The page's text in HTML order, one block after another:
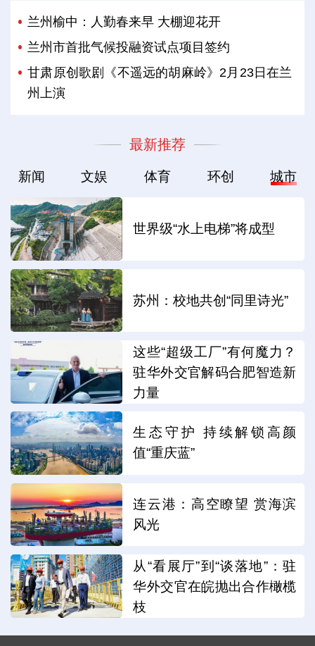
兰州榆中：人勤春来早 大棚迎花开
兰州市首批气候投融资试点项目签约
甘肃原创歌剧《不遥远的胡麻岭》2月23日在兰
州上演
最新推荐
新闻 文娱 体育 环创 城市
世界级“水上电梯”将成型
苏州：校地共创“同里诗光”
这些“超级工厂”有何魔力？
驻华外交官解码合肥智造新
力量
生态守护 持续解锁高颜
值“重庆蓝”
连云港：高空瞭望 赏海滨
风光
从“看展厅”到“谈落地”：驻
华外交官在皖抛出合作橄榄
枝